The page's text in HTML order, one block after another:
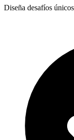
Diseña desafíos